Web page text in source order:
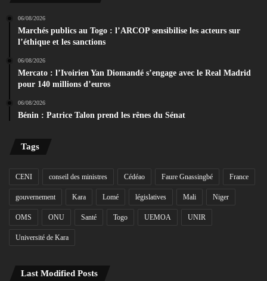
06/08/2026
Marchés publics au Togo : l’ARCOP sensibilise les acteurs sur
l’éthique et les sanctions
06/08/2026
Mercato : l’Ivoirien Yan Diomandé s’engage avec le Real Madrid
pour 140 millions d’euros
06/08/2026
Bénin : Patrice Talon prend les rênes du Sénat
Tags
CENI conseil des ministres Cédéao Faure Gnassingbé France
gouvernement Kara Lomé législatives Mali Niger
OMS ONU Santé Togo UEMOA UNIR
Université de Kara
Last Modified Posts